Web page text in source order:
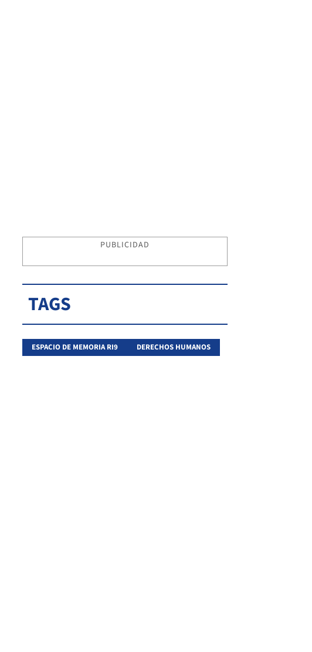
PUBLICIDAD
TAGS
ESPACIO DE MEMORIA RI9 DERECHOS HUMANOS